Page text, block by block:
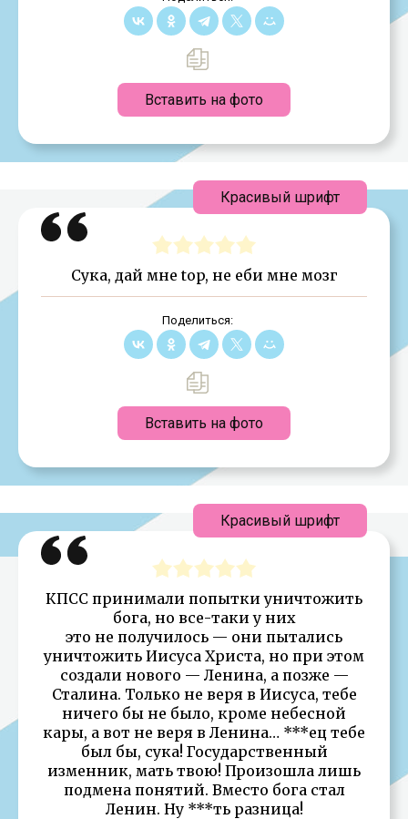
Вставить на фото
Сука, дай мне top, не еби мне мозг
Поделиться:
Вставить на фото
Красивый шрифт
КПСС принимали попытки уничтожить
бога, но все-таки у них
это не получилось — они пытались
уничтожить Иисуса Христа, но при этом
создали нового — Ленина, а позже —
Сталина. Только не веря в Иисуса, тебе
ничего бы не было, кроме небесной
кары, а вот не веря в Ленина… ***ец тебе
был бы, сука! Государственный
изменник, мать твою! Произошла лишь
подмена понятий. Вместо бога стал
Ленин. Ну ***ть разница!
Красивый шрифт